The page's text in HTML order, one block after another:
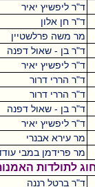
שיעור
שיעור
שיעור
שיעור
שיעור
שיעור
שיעור
שיעור
שיעור
שיעור
עודד
שיעור